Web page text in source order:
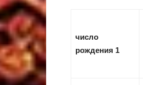
число
рождения 1